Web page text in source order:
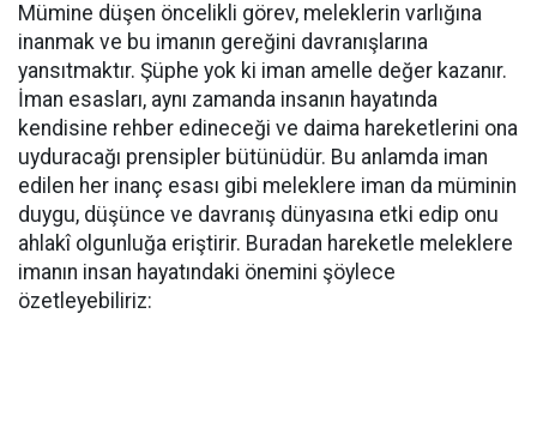
Mümine düşen öncelikli görev, meleklerin varlığına
inanmak ve bu imanın gereğini davranışlarına
yansıtmaktır. Şüphe yok ki iman amelle değer kazanır.
İman esasları, aynı zamanda insanın hayatında
kendisine rehber edineceği ve daima hareketlerini ona
uyduracağı prensipler bütünüdür. Bu anlamda iman
edilen her inanç esası gibi meleklere iman da müminin
duygu, düşünce ve davranış dünyasına etki edip onu
ahlakî olgunluğa eriştirir. Buradan hareketle meleklere
imanın insan hayatındaki önemini şöylece
özetleyebiliriz: